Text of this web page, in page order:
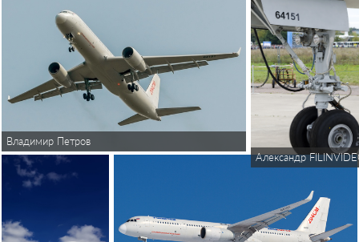
Владимир Петров
Александр